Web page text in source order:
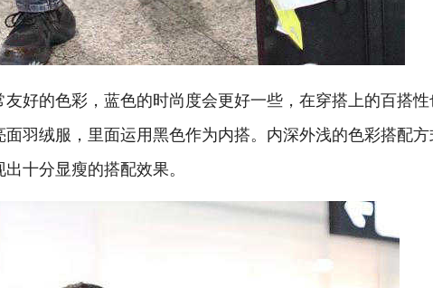
好的色彩，蓝色的时尚度会更好一些，在穿搭上的百搭
羽绒服，里面运用黑色作为内搭。内深外浅的色彩搭配
十分显瘦的搭配效果。